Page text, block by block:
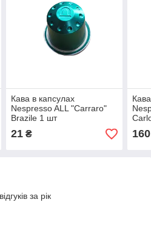
Кава в капсулах
Nespresso ALL "Carraro"
Brazile 1 шт
21₴
10
160
за рік